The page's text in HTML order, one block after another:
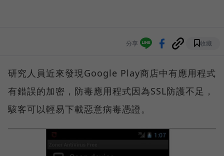
分享 收藏
研究人員近來發現Google Play商店中有應用程式
有錯誤的加密，防毒應用程式因為SSL防護不足，
駭客可以輕易下載惡意病毒憑證。